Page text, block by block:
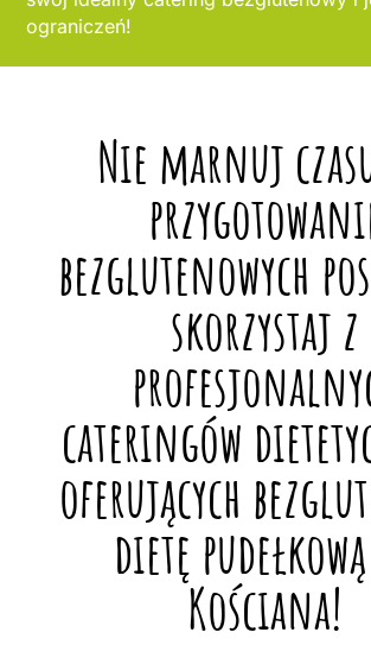
ograniczeń!
Nie marnuj
bezglutenowych
skorzystaj z
cateringów
oferujących
dietę
Kościana!